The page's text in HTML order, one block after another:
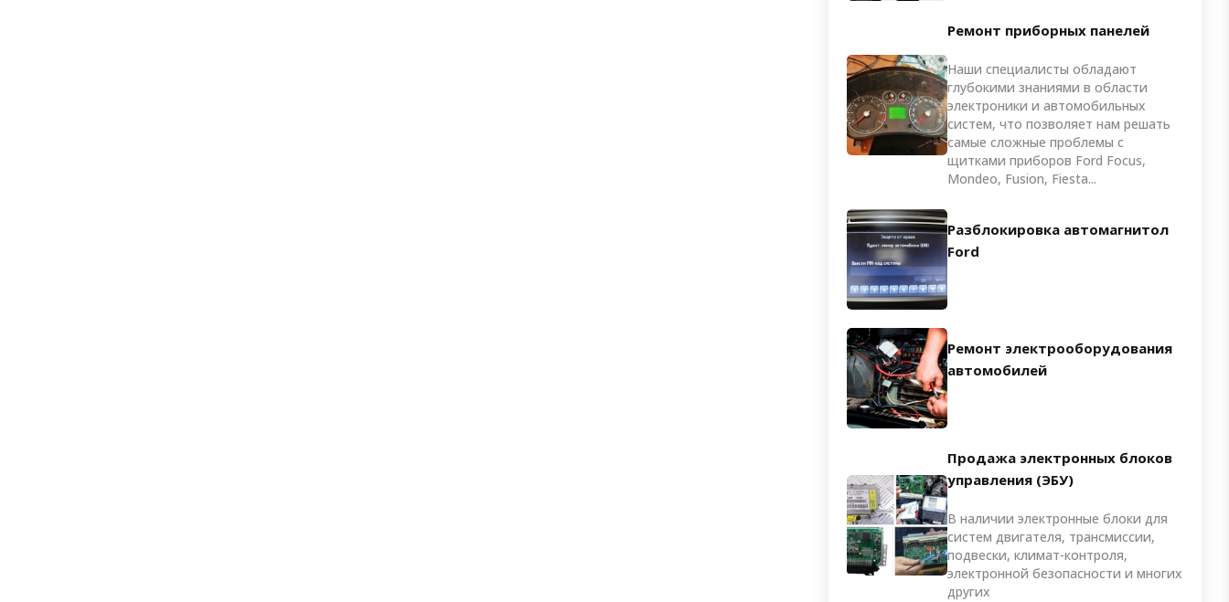
Ремонт приборных панелей
Наши специалисты обладают
глубокими знаниями в области
электроники и автомобильных
систем, что позволяет нам решать
самые сложные проблемы с
щитками приборов Ford Focus,
Mondeo, Fusion, Fiesta...
Разблокировка автомагнитол
Ford
Ремонт электрооборудования
автомобилей
Продажа электронных блоков
управления (ЭБУ)
В наличии электронные блоки для
систем двигателя, трансмиссии,
подвески, климат-контроля,
электронной безопасности и многих
других